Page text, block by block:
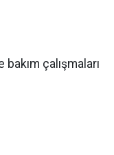
çalışmaları